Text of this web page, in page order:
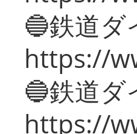
🔵鉄道ダ
https://
🔵鉄道ダ
https://